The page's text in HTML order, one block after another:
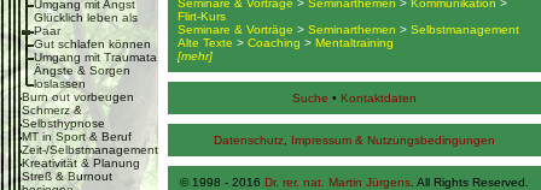
Umgang mit Angst
Glücklich leben als
Paar
Gut schlafen können
Umgang mit Traumata
Ängste & Sorgen
loslassen
Burn out vorbeugen
Schmerz &
Selbsthypnose
MT in Sport & Beruf
Zeit-/Selbstmanagement
Kreativität & Planung
Streß & Burnout
Flirt-Kurs
Seminare & Vorträge > Seminarthemen > Selbstmanagement
Alte Texte > Coaching > Mentaltraining
[mehr]
Suche • Kontaktdaten
Datenschutz Impressum & Nutzungsbedingungen
© 1998 - 2016 Dr. rer. nat. Martin Jürgens . All Rights Reserved.